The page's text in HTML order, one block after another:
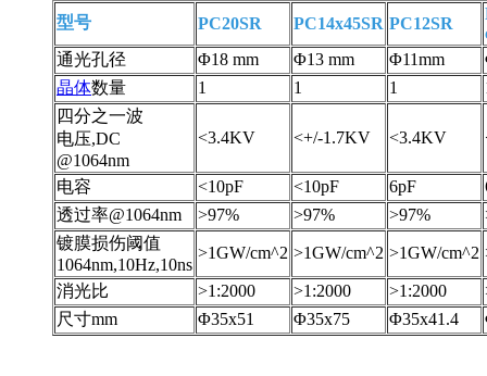
型号 PC20SR PC14x45SR PC12SR
通光孔径
Φ18 mm Φ13 mm Φ11mm
晶体数量 1 1 1
四分之一波
电压,DC
@1064nm
<3.4KV <+/-1.7KV <3.4KV
电容 <10pF <10pF 6pF
透过率@1064nm
>97% >97% >97%
镀膜损伤阈值
1064nm,10Hz,10ns
>1GW/cm^2 >1GW/cm^2 >1GW/cm^2
消光比 >1:2000 >1:2000 >1:2000
尺寸mm
Φ35x51 Φ35x75 Φ35x41.4